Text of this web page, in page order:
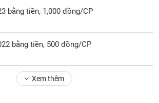
bằng tiền, 1,000 đồng/CP
bằng tiền, 500 đồng/CP
Xem thêm